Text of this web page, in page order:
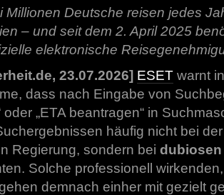
Millionen Deutsche reisen jedes
– und seit dem 2. April 2025
elektronische
23.07.2026] ESET warnt
dass nach Eingabe von
oder „ETA beantragen“ in
häufig nicht bei
Regierung, sondern bei
Solche professionell
demnach einher mit gezielt